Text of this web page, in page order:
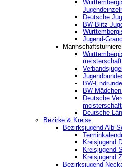
Deutsche
BW-Blitz
Jugend-
Mannschaftsturniere
BW-Endrunde
BW
Deutsche
Deutsche
Bezirke & Kreise
Bezirksjugend Alb-
Kreisjugend
Kreisjugend
Kreisjugend
Bezirksjugend